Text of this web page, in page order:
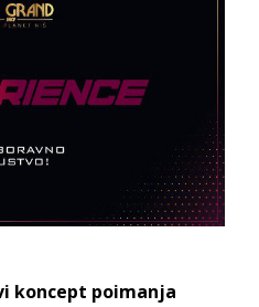
koncept poimanja